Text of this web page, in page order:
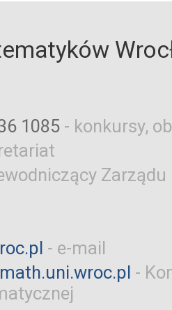
1085 - konkursy,
Zarządu
- e-mail
-